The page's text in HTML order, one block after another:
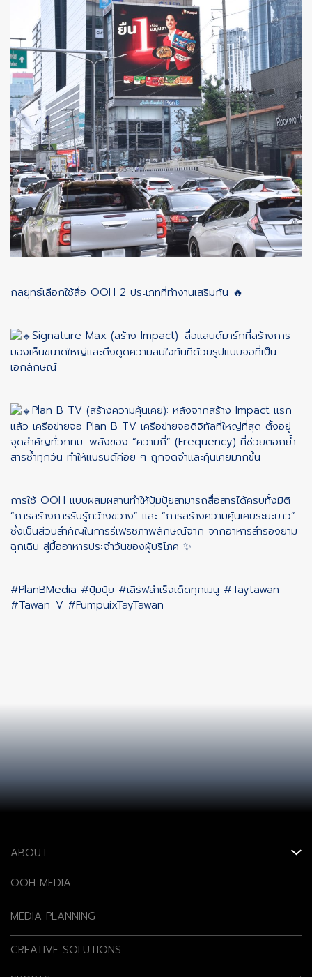
กลยุทธ์เลือกใช้สื่อ OOH 2 ประเภทที่ทำงานเสริมกัน 🔥
Signature Max (สร้าง Impact): สื่อแลนด์มาร์กที่สร้างการ
มองเห็นขนาดใหญ่และดึงดูดความสนใจทันทีด้วยรูปแบบจอที่เป็น
เอกลักษณ์
Plan B TV (สร้างความคุ้นเคย): หลังจากสร้าง Impact แรก
แล้ว เครือข่ายจอ Plan B TV เครือข่ายจอดิจิทัลที่ใหญ่ที่สุด ตั้งอยู่
จุดสำคัญทั่วกทม. พลังของ “ความถี่” (Frequency) ที่ช่วยตอกย้ำ
สารซ้ำทุกวัน ทำให้แบรนด์ค่อย ๆ ถูกจดจำและคุ้นเคยมากขึ้น
การใช้ OOH แบบผสมผสานทำให้ปุ้มปุ้ยสามารถสื่อสารได้ครบทั้งมิติ
“การสร้างการรับรู้กว้างขวาง” และ “การสร้างความคุ้นเคยระยะยาว”
ซึ่งเป็นส่วนสำคัญในการรีเฟรชภาพลักษณ์จาก จากอาหารสำรองยาม
ฉุกเฉิน สู่มื้ออาหารประจำวันของผู้บริโภค ✨
#PlanBMedia #ปุ้มปุ้ย #เสิร์ฟสำเร็จเด็ดทุกเมนู #Taytawan
#Tawan_V #PumpuixTayTawan
ABOUT
OOH MEDIA
MEDIA PLANNING
CREATIVE SOLUTIONS